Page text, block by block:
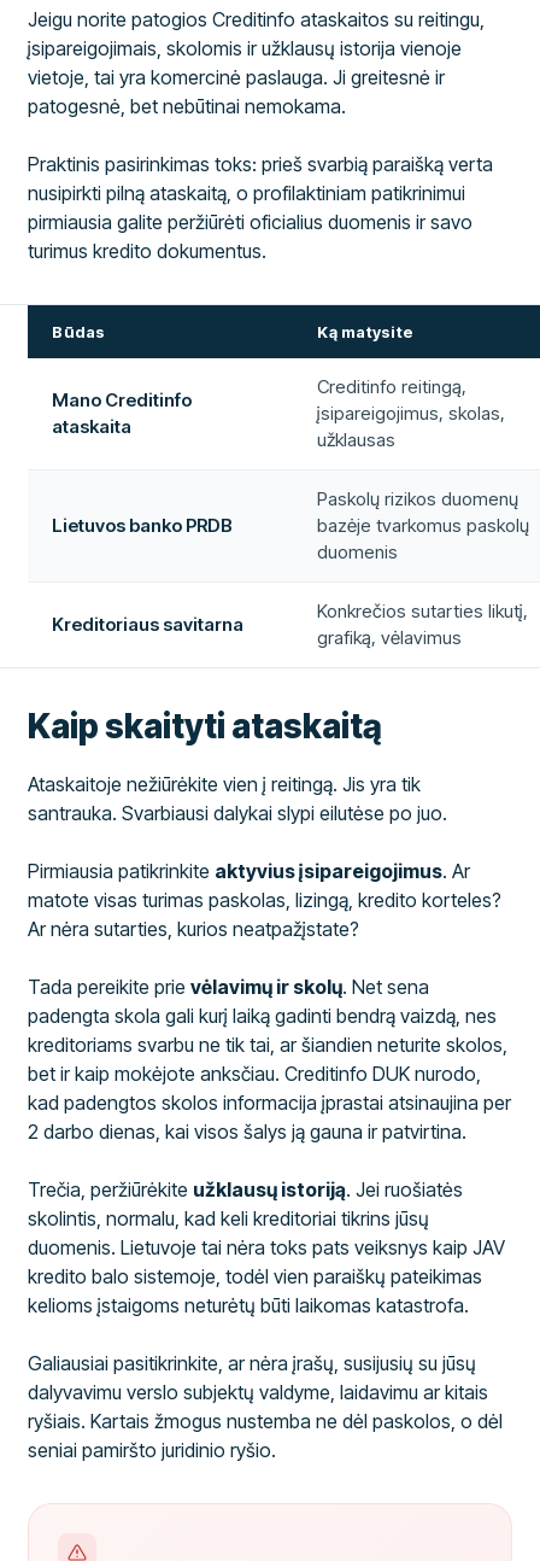
Jeigu norite patogios Creditinfo ataskaitos su reitingu,
įsipareigojimais, skolomis ir užklausų istorija vienoje
vietoje, tai yra komercinė paslauga. Ji greitesnė ir
patogesnė, bet nebūtinai nemokama.
Praktinis pasirinkimas toks: prieš svarbią paraišką verta
nusipirkti pilną ataskaitą, o profilaktiniam patikrinimui
pirmiausia galite peržiūrėti oficialius duomenis ir savo
turimus kredito dokumentus.
Būdas Ką matysite
Mano Creditinfo
ataskaita
Creditinfo reitingą,
įsipareigojimus, skolas,
užklausas
Lietuvos banko PRDB
Paskolų rizikos duomenų
bazėje tvarkomus paskolų
duomenis
Kreditoriaus savitarna
Konkrečios sutarties likutį,
grafiką, vėlavimus
Kaip skaityti ataskaitą
Ataskaitoje nežiūrėkite vien į reitingą. Jis yra tik
santrauka. Svarbiausi dalykai slypi eilutėse po juo.
Pirmiausia patikrinkite aktyvius įsipareigojimus. Ar
matote visas turimas paskolas, lizingą, kredito korteles?
Ar nėra sutarties, kurios neatpažįstate?
Tada pereikite prievėlavimų ir skolų. Net sena
padengta skola gali kurį laiką gadinti bendrą vaizdą, nes
kreditoriams svarbu ne tik tai, ar šiandien neturite skolos,
bet ir kaip mokėjote anksčiau. Creditinfo DUK nurodo,
kad padengtos skolos informacija įprastai atsinaujina per
2 darbo dienas, kai visos šalys ją gauna ir patvirtina.
Trečia, peržiūrėkite užklausų istoriją. Jei ruošiatės
skolintis, normalu, kad keli kreditoriai tikrins jūsų
duomenis. Lietuvoje tai nėra toks pats veiksnys kaip JAV
kredito balo sistemoje, todėl vien paraiškų pateikimas
kelioms įstaigoms neturėtų būti laikomas katastrofa.
Galiausiai pasitikrinkite, ar nėra įrašų, susijusių su jūsų
dalyvavimu verslo subjektų valdyme, laidavimu ar kitais
ryšiais. Kartais žmogus nustemba ne dėl paskolos, o dėl
seniai pamiršto juridinio ryšio.